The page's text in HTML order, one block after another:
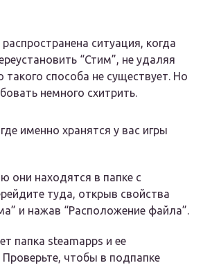
ситуация, когда
“Стим”, не удаляя
способа не существует. Но
немного схитрить.
именно хранятся у вас игры
они находятся в папке с
туда, открыв свойства
и нажав “Расположение файла”.
папка steamapps и ее
чтобы в подпапке